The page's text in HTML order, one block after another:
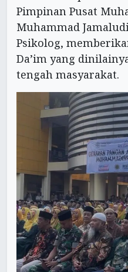
Pimpinan Pusat
Muhammad
Psikolog,
Da’im yang
tengah masyarakat.